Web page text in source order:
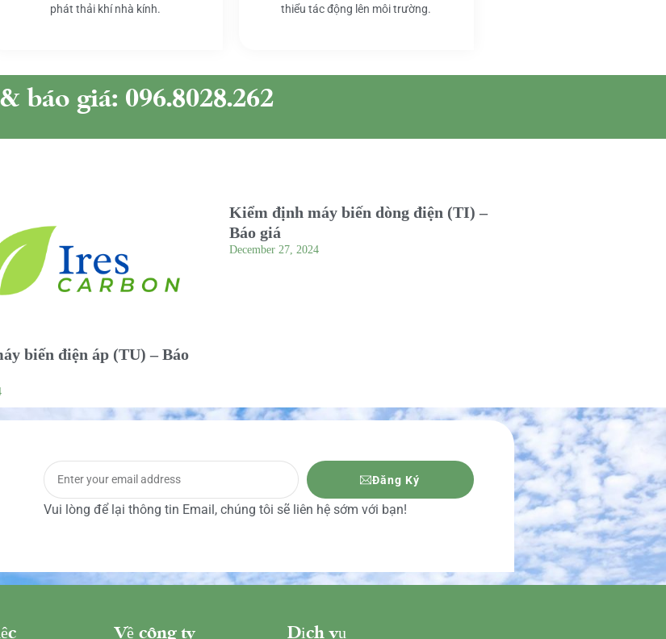
phát thải khí nhà kính.
thiểu tác động lên môi trường.
báo giá: 096.8028.262
biến điện áp (TU) – Báo
Kiểm định máy biến dòng điện (TI) –
Báo giá
December 27, 2024
Đăng Ký
Vui lòng để lại thông tin Email, chúng tôi sẽ liên hệ sớm với bạn!
Về công ty Dịch vụ